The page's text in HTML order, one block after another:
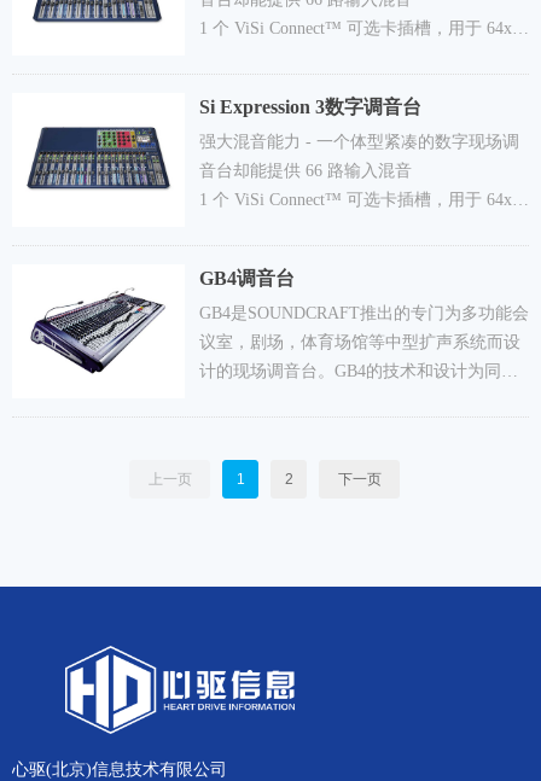
面以满足您的需求，或添加/插入推子以在跳
1 个 ViSi Connect™ 可选卡插槽，用于 64x64
(BLU Link)，Dante™，CAT5 或光学
MADI，AVIOM™，CobraNet™ 等。
可分配的推子层 - 提供四个自定义推子层页
面以满足您的需求，或添加/插入推子以在跳
Si Expression 3数字调音台
强大混音能力 - 一个体型紧凑的数字现场调
音台却能提供 66 路输入混音
1 个 ViSi Connect™ 可选卡插槽，用于 64x64
(BLU Link)，Dante™，CAT5 或光学
MADI，AVIOM™，CobraNet™ 等。
可分配的推子层 - 提供四个自定义推子层页
面以满足您的需求，或添加/插入推子以在跳
GB4调音台
GB4是SOUNDCRAFT推出的专门为多功能会
议室，剧场，体育场馆等中型扩声系统而设
计的现场调音台。GB4的技术和设计为同厂
作，对于重要场所而又不需要大型调音台的
用户，GB4是一个很好的工作保障。 GB4
上一页 1 2 下一页
心驱(北京)信息技术有限公司